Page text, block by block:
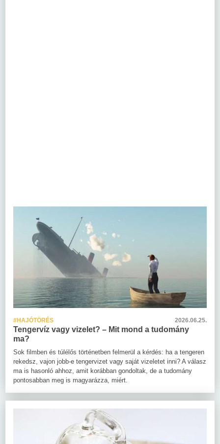
#HAJÓTÖRÉS 2026.06.25.
Tengervíz vagy vizelet? – Mit mond a tudomány
ma?
Sok filmben és túlélős történetben felmerül a kérdés: ha a tengeren
rekedsz, vajon jobb-e tengervizet vagy saját vizeletet inni? A válasz
ma is hasonló ahhoz, amit korábban gondoltak, de a tudomány
pontosabban meg is magyarázza, miért.